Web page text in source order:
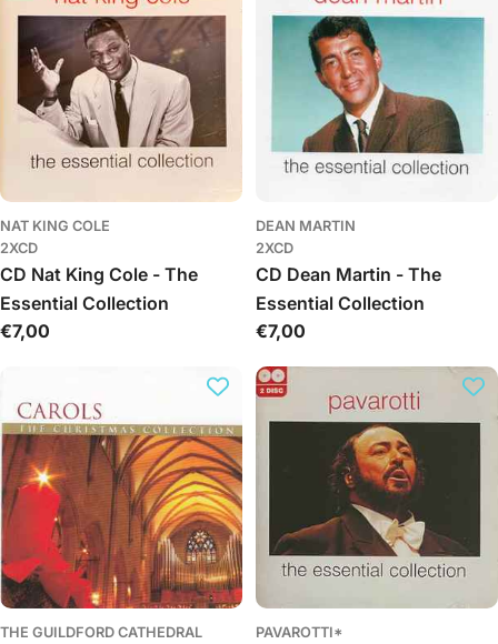
NAT KING COLE
2XCD
CD Nat King Cole - The
Essential Collection
Обычная
€7,00
DEAN MARTIN
2XCD
CD Dean Martin - The
Essential Collection
Обычная
€7,00
THE GUILDFORD CATHEDRAL
PAVAROTTI*